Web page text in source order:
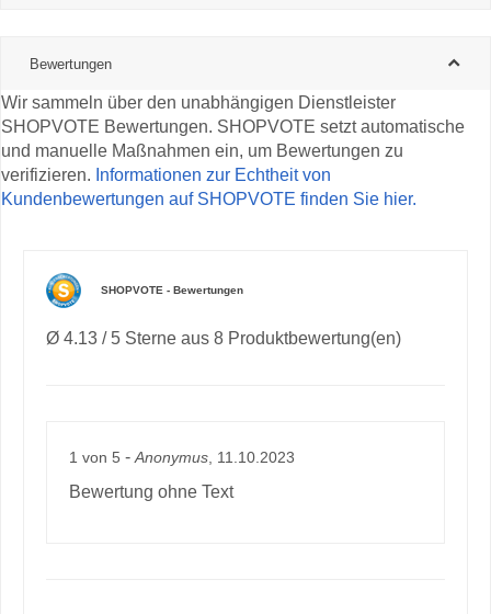
Bewertungen
Wir sammeln über den unabhängigen Dienstleister
SHOPVOTE Bewertungen. SHOPVOTE setzt automatische
und manuelle Maßnahmen ein, um Bewertungen zu
verifizieren. Informationen zur Echtheit von
Kundenbewertungen auf SHOPVOTE finden Sie hier.
SHOPVOTE - Bewertungen
Ø 4.13 / 5 Sterne aus 8 Produktbewertung(en)
1 von 5 - Anonymus , 11.10.2023
Bewertung ohne Text